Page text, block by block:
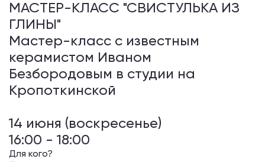
МАСТЕР-КЛАСС "СВИСТУЛЬКА ИЗ
ГЛИНЫ"
Мастер-класс с известным
керамистом Иваном
Безбородовым в студии на
Кропоткинской
14 июня (воскресенье)
16:00 - 18:00
Для кого?